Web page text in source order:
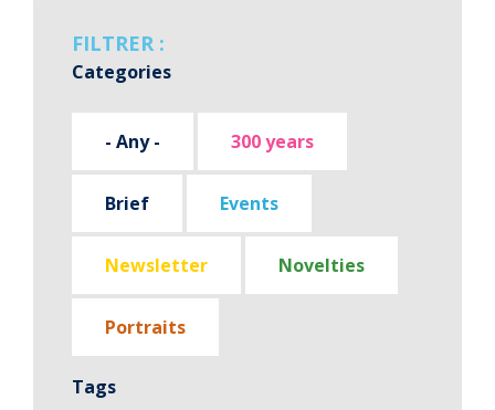
FILTRER :
Categories
- Any - 300 years
Brief Events
Newsletter Novelties
Portraits
Tags